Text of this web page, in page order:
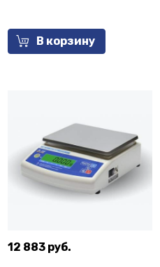
В корзину
12 883 руб.